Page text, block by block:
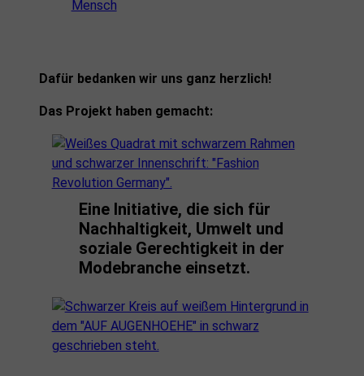
Dafür bedanken wir uns ganz herzlich!
Das Projekt haben gemacht:
Eine Initiative, die sich für
Nachhaltigkeit, Umwelt und
soziale Gerechtigkeit in der
Modebranche einsetzt.